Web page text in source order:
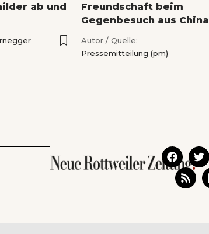
ab und
Freundschaft beim
Gegenbesuch aus China
Autor / Quelle:
Pressemitteilung (pm)